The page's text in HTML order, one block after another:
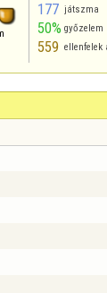
177 játszma
50% győzelem
559 ellenfelek